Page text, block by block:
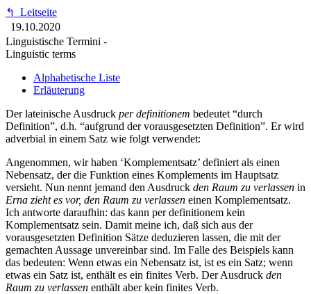
↰
Leitseite
19.10.2020
Linguistische Termini -
Linguistic terms
Alphabetische Liste
Erläuterung
Der lateinische Ausdruck per definitionem bedeutet “durch
Definition”, d.h. “aufgrund der vorausgesetzten Definition”. Er wird
adverbial in einem Satz wie folgt verwendet:
Angenommen, wir haben ‘Komplementsatz’ definiert als einen
Nebensatz, der die Funktion eines Komplements im Hauptsatz
versieht. Nun nennt jemand den Ausdruck den Raum zu verlassen in
Erna zieht es vor, den Raum zu verlassen einen Komplementsatz.
Ich antworte daraufhin: das kann per definitionem kein
Komplementsatz sein. Damit meine ich, daß sich aus der
vorausgesetzten Definition Sätze deduzieren lassen, die mit der
gemachten Aussage unvereinbar sind. Im Falle des Beispiels kann
das bedeuten: Wenn etwas ein Nebensatz ist, ist es ein Satz; wenn
etwas ein Satz ist, enthält es ein finites Verb. Der Ausdruck den
Raum zu verlassen enthält aber kein finites Verb.